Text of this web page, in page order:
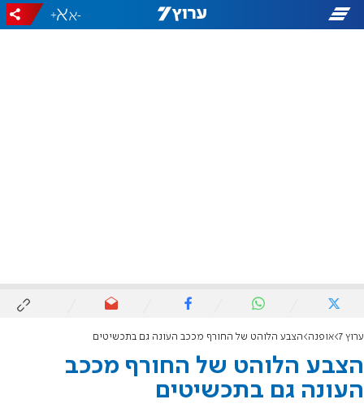
-
+
ערוץ 7 אופנה הצבע הלוהט של החורף מככב העונה גם בתכשיטים
הצבע הלוהט של החורף מככב
העונה גם בתכשיטים